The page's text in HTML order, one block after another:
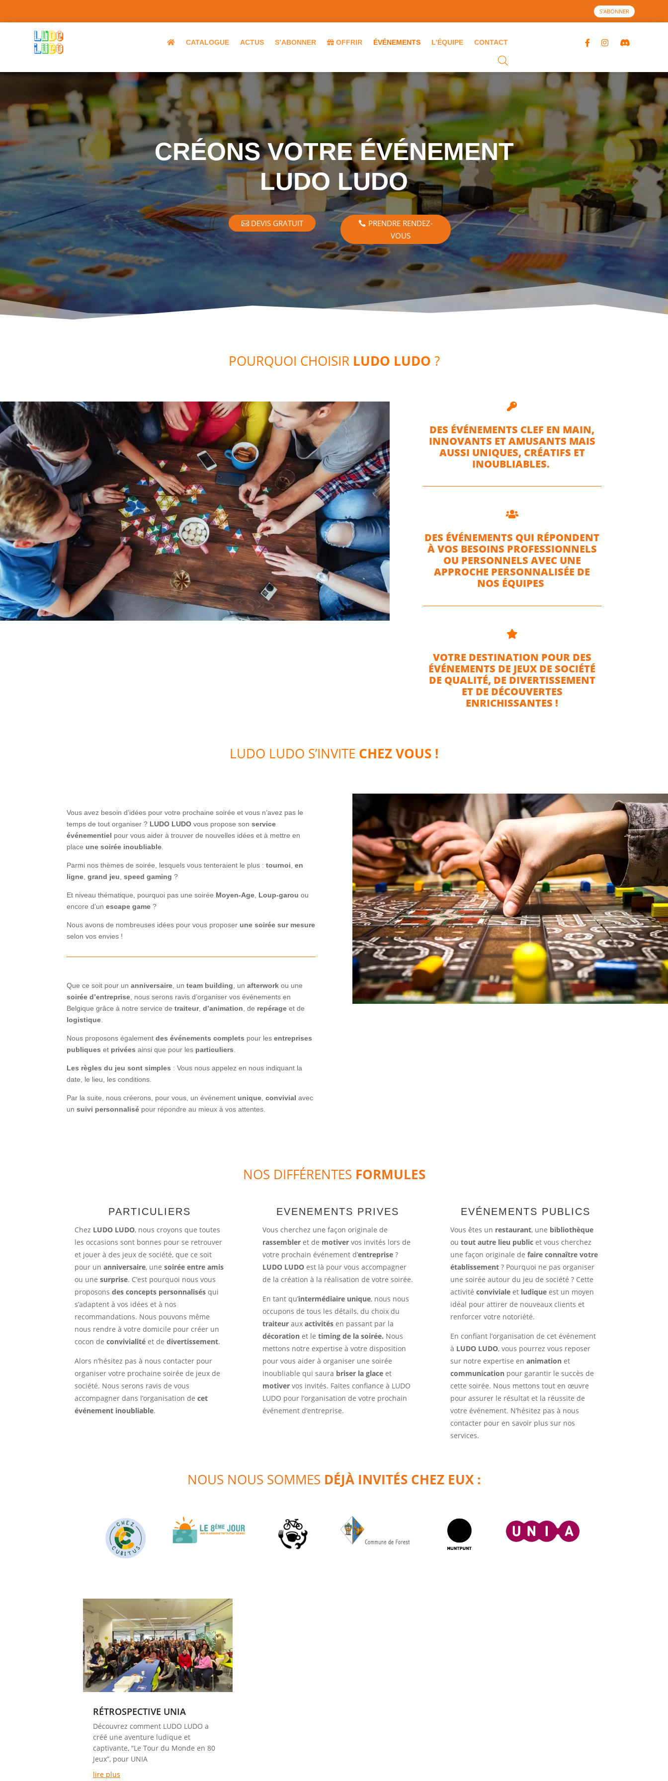
S'ABONNER
CATALOGUE ACTUS S’ABONNER OFFRIR ÉVÉNEMENTS L’ÉQUIPE CONTACT
CRÉONS VOTRE ÉVÉNEMENT
LUDO LUDO
DEVIS GRATUIT
PRENDRE RENDEZ-
VOUS
POURQUOI CHOISIR LUDO LUDO ?

DES ÉVÉNEMENTS CLEF EN MAIN,
INNOVANTS ET AMUSANTS MAIS
AUSSI UNIQUES, CRÉATIFS ET
INOUBLIABLES.

DES ÉVÉNEMENTS QUI RÉPONDENT
À VOS BESOINS PROFESSIONNELS
OU PERSONNELS AVEC UNE
APPROCHE PERSONNALISÉE DE
NOS ÉQUIPES

VOTRE DESTINATION POUR DES
ÉVÉNEMENTS DE JEUX DE SOCIÉTÉ
DE QUALITÉ, DE DIVERTISSEMENT
ET DE DÉCOUVERTES
ENRICHISSANTES !
LUDO LUDO S’INVITE CHEZ VOUS !
Vous avez besoin d’idées pour votre prochaine soirée et vous n’avez pas le
temps de tout organiser ? LUDO LUDO vous propose sonservice
événementiel pour vous aider à trouver de nouvelles idées et à mettre en
place une soirée inoubliable
Parmi nos thèmes de soirée, lesquels vous tenteraient le plus :tournoi ,en
ligne ,grand jeu ,speed gaming ?
Et niveau thématique, pourquoi pas une soirée Moyen-Age Loup-garou ou
encore d’unescape game ?
Nous avons de nombreuses idées pour vous proposer une soirée sur mesure
selon vos envies !
Que ce soit pour unanniversaire , unteam building , unafterwork ou une
soirée d’entreprise , nous serons ravis d’organiser vos événements en
Belgique grâce à notre service detraiteur,d’animation , de repérage et de
logistique
Nous proposons égalementdes événements complets pour lesentreprises
publiques et privées ainsi que pour les particuliers
Les règles du jeu sont simples : Vous nous appelez en nous indiquant la
date, le lieu, les conditions.
Par la suite, nous créerons, pour vous, un événement unique ,convivial avec
unsuivi personnalisé pour répondre au mieux à vos attentes.
NOS DIFFÉRENTES FORMULES
PARTICULIERS
Chez LUDO LUDO, nous croyons que toutes
les occasions sont bonnes pour se retrouver
et jouer à des jeux de société, que ce soit
pour un anniversaire, une soirée entre amis
ou une surprise. C’est pourquoi nous vous
proposons des concepts personnalisésqui
s’adaptent à vos idées et à nos
recommandations. Nous pouvons même
nous rendre à votre domicile pour créer un
cocon de convivialitéet de divertissement.
Alors n’hésitez pas à nous contacter pour
organiser votre prochaine soirée de jeux de
société. Nous serons ravis de vous
accompagner dans l’organisation de cet
événement inoubliable.
EVENEMENTS PRIVES
Vous cherchez une façon originale de
rassembleret de motivervos invités lors de
votre prochain événement d’entreprise?
LUDO LUDOest là pour vous accompagner
de la création à la réalisation de votre soirée.
En tant qu’intermédiaire unique, nous nous
occupons de tous les détails, du choix du
traiteuraux activitésen passant par la
décorationet le timing de la soirée. Nous
mettons notre expertise à votre disposition
pour vous aider à organiser une soirée
inoubliable qui saura briser la glaceet
motivervos invités. Faites confiance à LUDO
LUDO pour l’organisation de votre prochain
événement d’entreprise.
EVÉNEMENTS PUBLICS
Vous êtes un restaurant, une bibliothèque
ou tout autre lieu public et vous cherchez
une façon originale defaire connaître votre
établissement ? Pourquoi ne pas organiser
une soirée autour du jeu de société ? Cette
activitéconviviale et ludique est un moyen
idéal pour attirer de nouveaux clients et
renforcer votre notoriété.
En confiant l’organisation de cet événement
à LUDO LUDO, vous pourrez vous reposer
sur notre expertise enanimation et
communication pour garantir le succès de
cette soirée. Nous mettons tout en œuvre
pour assurer le résultat et la réussite de
votre événement. N’hésitez pas à nous
contacter pour en savoir plus sur nos
services.
NOUS NOUS SOMMES DÉJÀ INVITÉS CHEZ EUX :
RÉTROSPECTIVE UNIA
Découvrez comment LUDO LUDO a
créé une aventure ludique et
captivante, “Le Tour du Monde en 80
Jeux”, pour UNIA
lire plus